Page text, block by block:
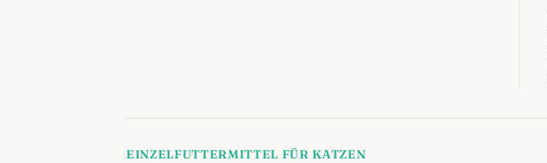
EINZELFUTTERMITTEL FÜR KATZEN